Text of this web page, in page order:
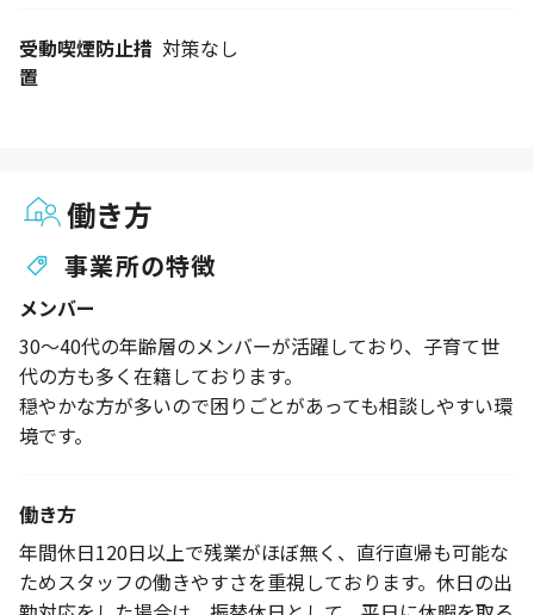
受動喫煙防止措
置
対策なし
働き方
事業所の特徴
メンバー
30〜40代の年齢層のメンバーが活躍しており、子育て世
代の方も多く在籍しております。
穏やかな方が多いので困りごとがあっても相談しやすい環
境です。
働き方
年間休日120日以上で残業がほぼ無く、直行直帰も可能な
ためスタッフの働きやすさを重視しております。休日の出